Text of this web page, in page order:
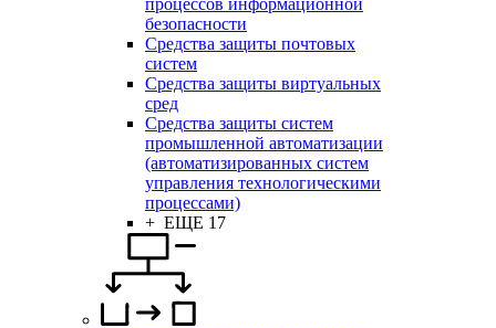
безопасности
Средства защиты почтовых
систем
Средства защиты виртуальных
сред
Средства защиты систем
промышленной автоматизации
(автоматизированных систем
управления технологическими
процессами)
+ ЕЩЕ 17